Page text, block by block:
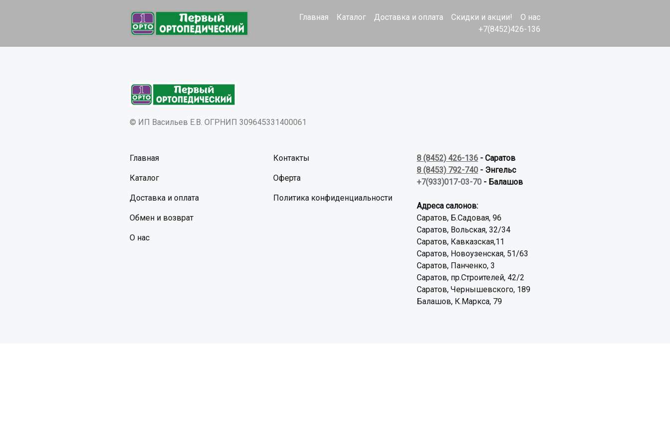
Главная Каталог Доставка и оплата Скидки и акции!
О нас
+7(8452)426-136
© ИП Васильев Е.В. ОГРНИП 309645331400061
Главная
Каталог
Доставка и оплата
Обмен и возврат
О нас
Контакты
Оферта
Политика конфиденциальности
8 (8452) 426-136- Саратов
8 (8453) 792-740- Энгельс
+7(933)017-03-70- Балашов
Адреса салонов:
Саратов, Б.Садовая, 96
Саратов, Вольская, 32/34
Саратов, Кавказская,11
Саратов, Новоузенская, 51/63
Саратов, Панченко, 3
Саратов, пр.Строителей, 42/2
Саратов, Чернышевского, 189
Балашов, К.Маркса, 79